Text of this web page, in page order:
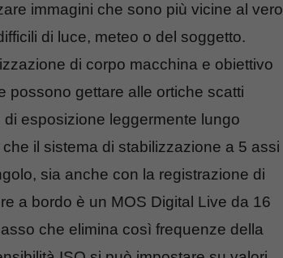
immagini che sono più vicine al vero
di luce, meteo o del soggetto.
di corpo macchina e obiettivo
possono gettare alle ortiche scatti
esposizione leggermente lungo
il sistema di stabilizzazione a 5 assi
sia anche con la registrazione di
a bordo è un MOS Digital Live da 16
che elimina così frequenze della